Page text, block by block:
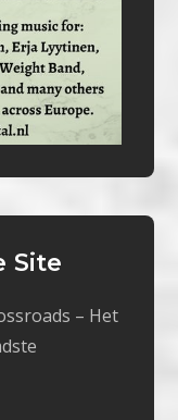
Site
– Het